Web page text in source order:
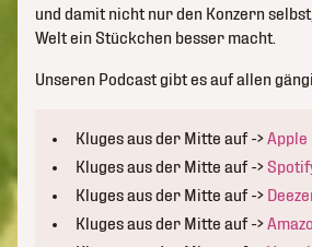
und damit nicht nur den Konzern
Welt ein Stückchen besser macht.
Unseren Podcast gibt es auf allen
Kluges aus der Mitte auf ->Apple
Kluges aus der Mitte auf ->
Kluges aus der Mitte auf ->
Kluges aus der Mitte auf ->